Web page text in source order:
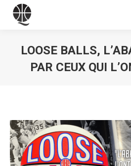
LOOSE BALLS,
PAR CEUX QUI